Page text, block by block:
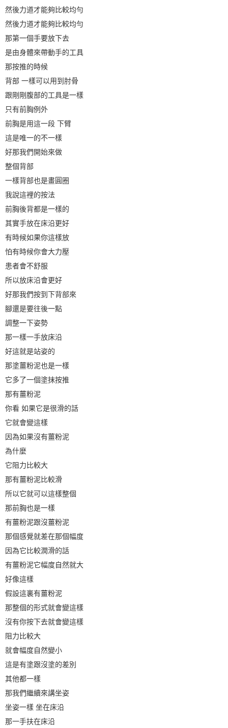
然後力道才能夠比較均勻
然後力道才能夠比較均勻
那第一個手要放下去
是由身體來帶動手的工具
那按推的時候
背部 一樣可以用到肘骨
跟剛剛腹部的工具是一樣
只有前胸例外
前胸是用這一段 下臂
這是唯一的不一樣
好那我們開始來做
整個背部
一樣背部也是畫圓圈
我說這裡的按法
前胸後背都是一樣的
其實手放在床沿更好
有時候如果你這樣放
怕有時候你會大力壓
患者會不舒服
所以放床沿會更好
好那我們按到下背部來
腳還是要往後一點
調整一下姿勢
那一樣一手放床沿
好這就是站姿的
那塗薑粉泥也是一樣
它多了一個塗抹按推
那有薑粉泥
你看 如果它是很滑的話
它就會變這樣
因為如果沒有薑粉泥
為什麼
它阻力比較大
那有薑粉泥比較滑
所以它就可以這樣整個
那前胸也是一樣
有薑粉泥跟沒薑粉泥
那個感覺就差在那個幅度
因為它比較潤滑的話
有薑粉泥它幅度自然就大
好像這樣
假設這裏有薑粉泥
那整個的形式就會變這樣
沒有你按下去就會變這樣
阻力比較大
就會幅度自然變小
這是有塗跟沒塗的差別
其他都一樣
那我們繼續來講坐姿
坐姿一樣 坐在床沿
那一手扶在床沿